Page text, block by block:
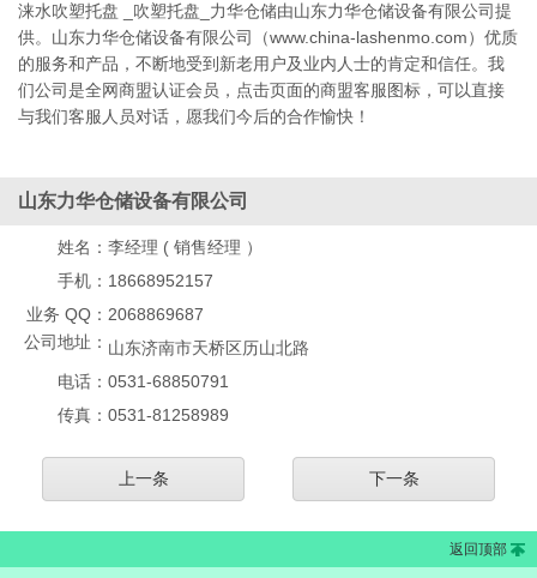
涞水吹塑托盘 _吹塑托盘_力华仓储由山东力华仓储设备有限公司提
供。山东力华仓储设备有限公司（www.china-lashenmo.com）优质
的服务和产品，不断地受到新老用户及业内人士的肯定和信任。我
们公司是全网商盟认证会员，点击页面的商盟客服图标，可以直接
与我们客服人员对话，愿我们今后的合作愉快！
山东力华仓储设备有限公司
姓名： 李经理 ( 销售经理 ）
手机： 18668952157
业务 QQ： 2068869687
公司地址： 山东济南市天桥区历山北路
电话： 0531-68850791
传真： 0531-81258989
上一条 下一条
返回顶部